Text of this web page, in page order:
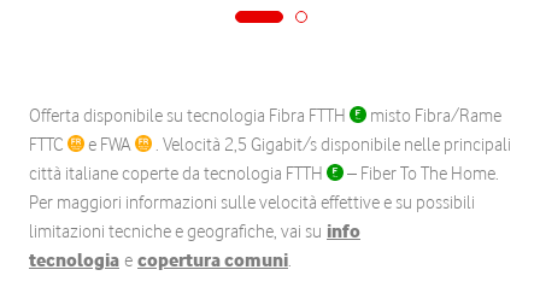
Offerta disponibile su tecnologia Fibra FTTH
misto Fibra/Rame
FTTC
e FWA
. Velocità 2,5 Gigabit/s disponibile nelle principali
città italiane coperte da tecnologia FTTH
– Fiber To The Home.
Per maggiori informazioni sulle velocità effettive e su possibili
limitazioni tecniche e geografiche, vai su info
tecnologia e copertura comuni.